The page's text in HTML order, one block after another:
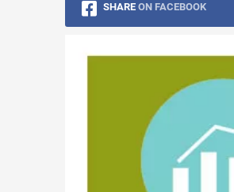
SHARE ON FACEBOOK